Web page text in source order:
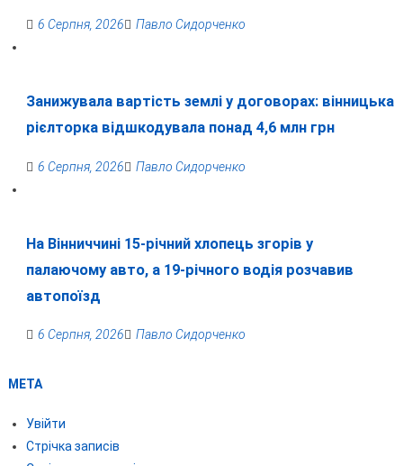
6 Серпня, 2026 Павло Сидорченко
Занижувала вартість землі у договорах: вінницька
рієлторка відшкодувала понад 4,6 млн грн
6 Серпня, 2026 Павло Сидорченко
На Вінниччині 15-річний хлопець згорів у
палаючому авто, а 19-річного водія розчавив
автопоїзд
6 Серпня, 2026 Павло Сидорченко
МЕТА
Увійти
Стрічка записів